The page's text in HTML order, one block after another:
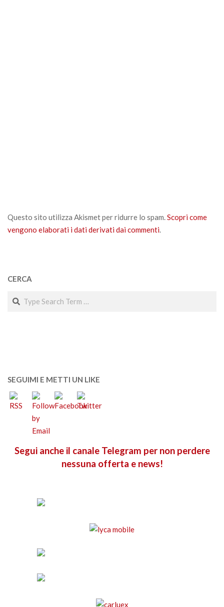
Questo sito utilizza Akismet per ridurre lo spam.Scopri come
vengono elaborati i dati derivati dai commenti.
CERCA
Search
SEGUIMI E METTI UN LIKE
Segui anche il canale Telegram per non perdere
nessuna offerta e news!